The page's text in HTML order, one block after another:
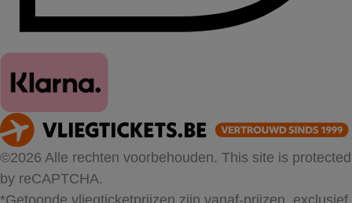
©2026 Alle rechten voorbehouden. This site is protected
by reCAPTCHA.
*Getoonde vliegticketprijzen zijn vanaf-prijzen, exclusief